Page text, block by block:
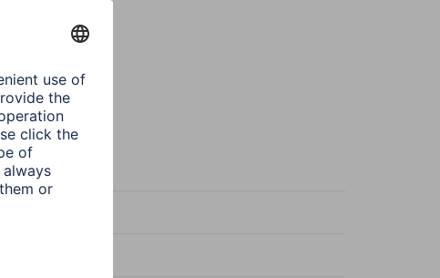
Transparent